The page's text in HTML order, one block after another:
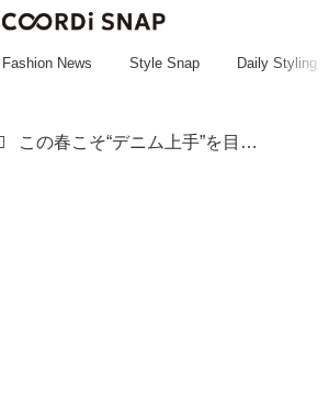
~~~~~~~~~~~
Fashion News Style Snap Daily Styling
この春こそ“デニム上手”を目指せ！【ユニクロ】マニアお手本♡「おしゃれ見えコーデ」